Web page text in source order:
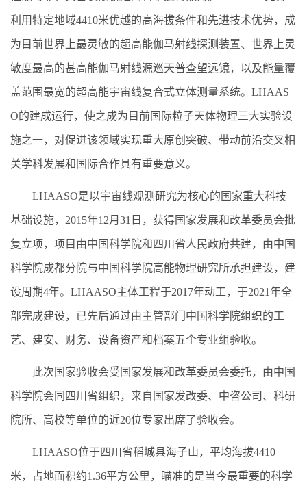
利用特定地域4410米优越的高海拔条件和先进技术优势，成
为目前世界上最灵敏的超高能伽马射线探测装置、世界上灵
敏度最高的甚高能伽马射线源巡天普查望远镜，以及能量覆
盖范围最宽的超高能宇宙线复合式立体测量系统。LHAAS
O的建成运行，使之成为目前国际粒子天体物理三大实验设
施之一，对促进该领域实现重大原创突破、带动前沿交叉相
关学科发展和国际合作具有重要意义。
LHAASO是以宇宙线观测研究为核心的国家重大科技
基础设施，2015年12月31日，获得国家发展和改革委员会批
复立项，项目由中国科学院和四川省人民政府共建，由中国
科学院成都分院与中国科学院高能物理研究所承担建设，建
设周期4年。LHAASO主体工程于2017年动工，于2021年全
部完成建设，已先后通过由主管部门中国科学院组织的工
艺、建安、财务、设备资产和档案五个专业组验收。
此次国家验收会受国家发展和改革委员会委托，由中国
科学院会同四川省组织，来自国家发改委、中咨公司、科研
院所、高校等单位的近20位专家出席了验收会。
LHAASO位于四川省稻城县海子山，平均海拔4410
米，占地面积约1.36平方公里，瞄准的是当今最重要的科学